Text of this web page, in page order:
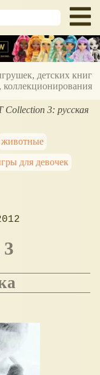
детских книг
коллекционирования
Сollection 3: русская
животные
для девочек